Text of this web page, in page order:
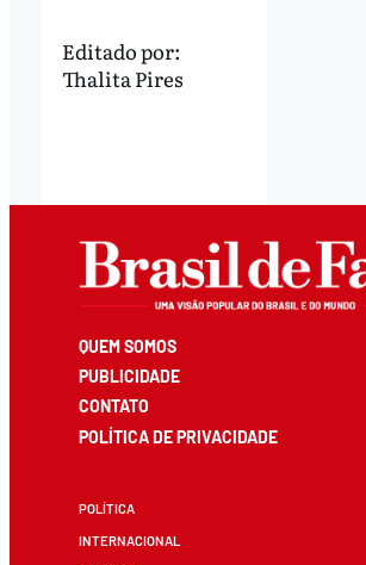
Editado por:
Thalita Pires
QUEM SOMOS
PUBLICIDADE
CONTATO
POLÍTICA DE PRIVACIDADE
POLÍTICA
INTERNACIONAL